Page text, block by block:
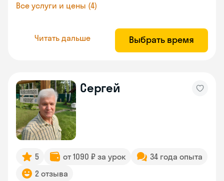
Все услуги и цены (4)
Читать дальше Выбрать время
Сергей
5 от 1090 ₽ за урок
34 года опыта
2 отзыва